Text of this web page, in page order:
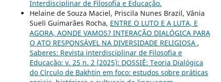
Interdisciplinar de Filosofia e Educação.
Helaine de Souza Maciel, Priscila Nunes Brazil, Vânia
Sueli Guimarães Rocha, ENTRE O LUTO E A LUTA, E
AGORA, AONDE VAMOS? INTERAÇÃO DIALÓGICA PARA
O ATO RESPONSÁVEL NA DIVERSIDADE RELIGIOSA ,
Saberes: Revista interdisciplinar de Filosofia e
Educação: v. 25 n. 2 (2025): DOSSIÊ: Teoria Dialógica
do Círculo de Bakhtin em foco: estudos sobre práticas